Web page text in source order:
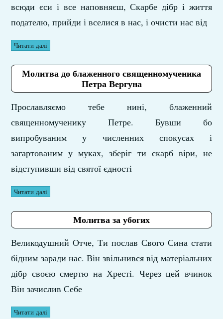
всюди єси і все наповняєш, Скарбе дібр і життя
подателю, прийди і вселися в нас, і очисти нас від
Читати далі
Молитва до блаженного священномученика
Петра Вергуна
Прославляємо тебе нині, блаженний
священномученику Петре. Бувши бо
випробуваним у численних спокусах і
загартованим у муках, зберіг ти скарб віри, не
відступивши від святої єдності
Читати далі
Молитва за убогих
Великодушний Отче, Ти послав Свого Сина стати
бідним заради нас. Він звільнився від матеріальних
дібр своєю смертю на Хресті. Через цей вчинок
Він зачислив Себе
Читати далі